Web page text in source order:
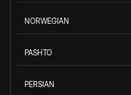
NORWEGIAN
PASHTO
PERSIAN